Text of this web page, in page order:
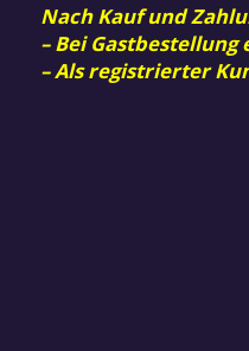
Nach Kauf und
– Bei
– Als registrierter